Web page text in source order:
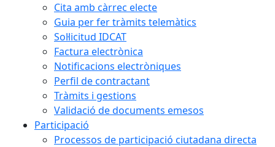
Cita amb càrrec electe
Guia per fer tràmits telemàtics
Sol·licitud IDCAT
Factura electrònica
Notificacions electròniques
Perfil de contractant
Tràmits i gestions
Validació de documents emesos
Participació
Processos de participació ciutadana directa